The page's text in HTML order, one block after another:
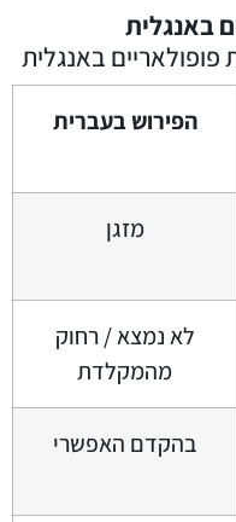
באנגלית
באנגלית
הפירוש בעברית
מזגן
לא נמצא / רחוק
מהמקלדת
בהקדם האפשרי